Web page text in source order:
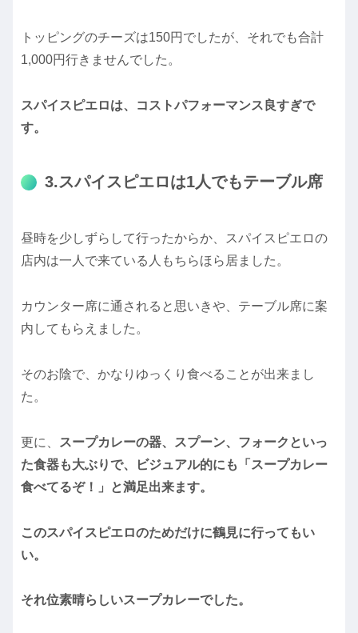
トッピングのチーズは150円でしたが、それでも合計
1,000円行きませんでした。
スパイスピエロは、コストパフォーマンス良すぎで
す。
3.スパイスピエロは1人でもテーブル席
昼時を少しずらして行ったからか、スパイスピエロの
店内は一人で来ている人もちらほら居ました。
カウンター席に通されると思いきや、テーブル席に案
内してもらえました。
そのお陰で、かなりゆっくり食べることが出来まし
た。
更に、
スープカレーの器、スプーン、フォークといっ
た食器も大ぶりで、ビジュアル的にも「スープカレー
食べてるぞ！」と満足出来ます。
このスパイスピエロのためだけに鶴見に行ってもい
い。
それ位素晴らしいスープカレーでした。